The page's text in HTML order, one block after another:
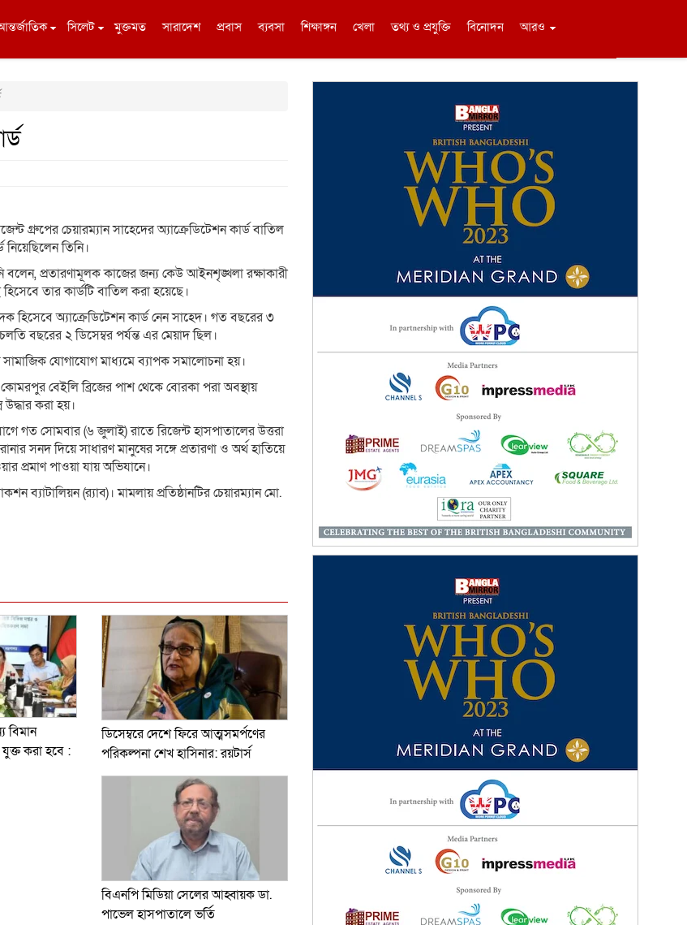
সিলেট মুক্তমত সারাদেশ প্রবাস ব্যবসা শিক্ষাঙ্গন খেলা তথ্য ও প্রযুক্তি বিনোদন আরও
গ্রুপের চেয়ারম্যান সাহেদের অ্যাক্রেডিটেশন কার্ড বাতিল
তিনি।
বলেন, প্রতারণামূলক কাজের জন্য কেউ আইনশৃঙ্খলা রক্ষাকারী
তার কার্ডটি বাতিল করা হয়েছে।
হিসেবে অ্যাক্রেডিটেশন কার্ড নেন সাহেদ। গত বছরের ৩
বছরের ২ ডিসেম্বর পর্যন্ত এর মেয়াদ ছিল।
সামাজিক যোগাযোগ মাধ্যমে ব্যাপক সমালোচনা হয়।
বেইলি ব্রিজের পাশ থেকে বোরকা পরা অবস্থায়
করা হয়।
গত সোমবার (৬ জুলাই) রাতে রিজেন্ট হাসপাতালের উত্তরা
সনদ দিয়ে সাধারণ মানুষের সঙ্গে প্রতারণা ও অর্থ হাতিয়ে
প্রমাণ পাওয়া যায় অভিযানে।
ব্যাটালিয়ন (র‌্যাব)। মামলায় প্রতিষ্ঠানটির চেয়ারম্যান মো.
বিমান
করা হবে :
ডিসেম্বরে দেশে ফিরে আত্মসমর্পণের
পরিকল্পনা শেখ হাসিনার: রয়টার্স
বিএনপি মিডিয়া সেলের আহ্বায়ক ডা.
পাভেল হাসপাতালে ভর্তি